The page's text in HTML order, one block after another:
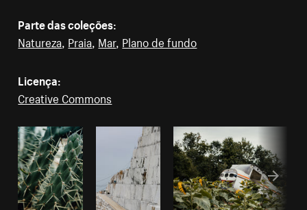
Parte das coleções:
Natureza, Praia, Mar, Plano de fundo
Licença:
Creative Commons